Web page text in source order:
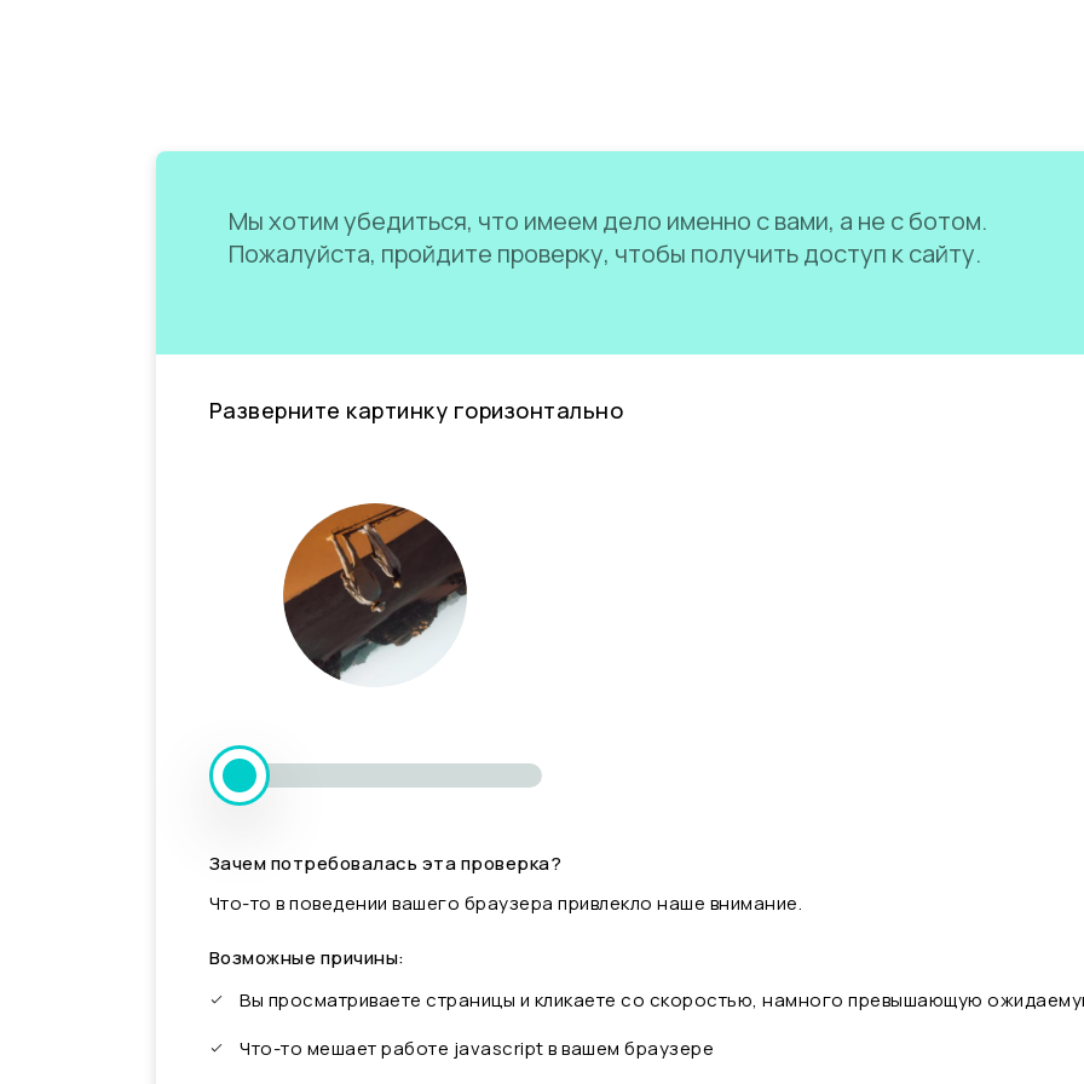
Мы хотим убедиться, что имеем дело именно с вами, а не с ботом.
Пожалуйста, пройдите проверку, чтобы получить доступ к сайту.
Разверните картинку горизонтально
Зачем потребовалась эта проверка?
Что-то в поведении вашего браузера привлекло наше внимание.
Возможные причины:
Вы просматриваете страницы и кликаете со скоростью, намного превышающую
Что-то мешает работе javascript в вашем браузере